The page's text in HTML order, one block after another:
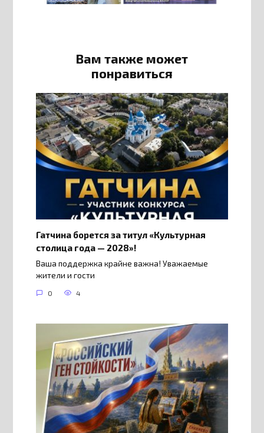
Вам также может
понравиться
Гатчина борется за титул «Культурная
столица года — 2028»!
Ваша поддержка крайне важна! Уважаемые
жители и гости
0 4